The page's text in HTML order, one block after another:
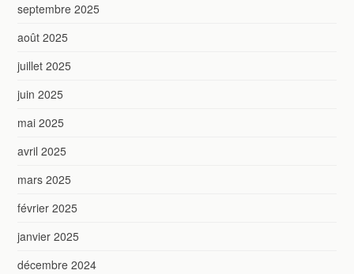
septembre 2025
août 2025
juillet 2025
juin 2025
mai 2025
avril 2025
mars 2025
février 2025
janvier 2025
décembre 2024